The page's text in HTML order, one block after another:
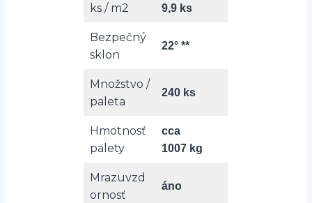
ks / m2
9,9 ks
Bezpečný
sklon
22° **
Množstvo /
paleta
240 ks
Hmotnosť
palety
cca
1007 kg
Mrazuvzd
ornosť
áno